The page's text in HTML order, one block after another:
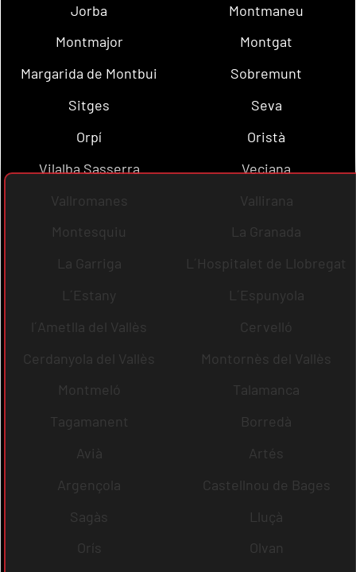
Jorba
Montmaneu
Montmajor
Montgat
Margarida de Montbui
Sobremunt
Sitges
Seva
Orpí
Oristà
Vilalba Sasserra
Veciana
Vallromanes
Vallirana
Montesquiu
La Granada
La Garriga
L´Hospitalet de Llobregat
L´Estany
L´Espunyola
l´Ametlla del Vallès
Cervelló
Cerdanyola del Vallès
Montornès del Vallès
Montmeló
Talamanca
Tagamanent
Borredà
Avià
Artés
Argençola
Castellnou de Bages
Sagàs
Lluçà
Orís
Olvan